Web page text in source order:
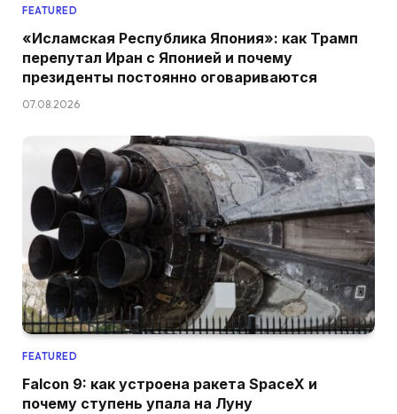
FEATURED
«Исламская Республика Япония»: как Трамп
перепутал Иран с Японией и почему
президенты постоянно оговариваются
07.08.2026
FEATURED
Falcon 9: как устроена ракета SpaceX и
почему ступень упала на Луну